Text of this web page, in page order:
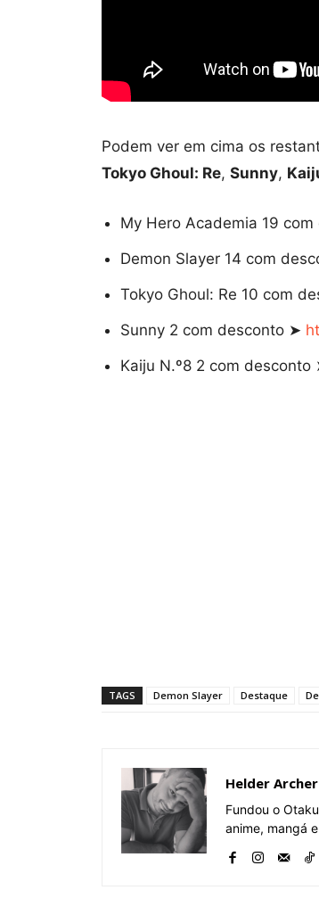
Podem ver em cima os
Tokyo Ghoul: Re, Sunny,
My Hero Academia 19
Demon Slayer 14 com
Tokyo Ghoul: Re 10 com
Sunny 2 com desconto ➤
Kaiju N.º8 2 com desconto
TAGS Demon Slayer Destaque
Helder Archer
Fundou o
anime, mangá